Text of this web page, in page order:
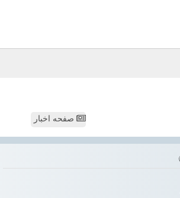
صفحه اخبار